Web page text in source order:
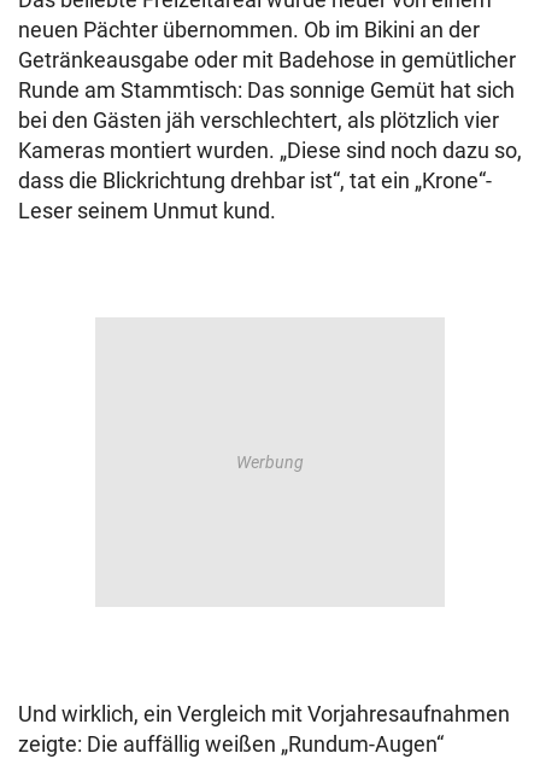
neuen Pächter übernommen. Ob im Bikini an der
Getränkeausgabe oder mit Badehose in gemütlicher
Runde am Stammtisch: Das sonnige Gemüt hat sich
bei den Gästen jäh verschlechtert, als plötzlich vier
Kameras montiert wurden. „Diese sind noch dazu so,
dass die Blickrichtung drehbar ist“, tat ein „Krone“-
Leser seinem Unmut kund.
Und wirklich, ein Vergleich mit Vorjahresaufnahmen
zeigte: Die auffällig weißen „Rundum-Augen“